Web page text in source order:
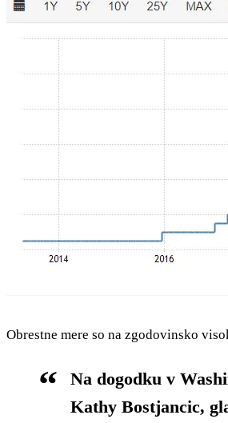
Obrestne mere so na zgodovinsko
Na dogodku v
Kathy Bostjancic,